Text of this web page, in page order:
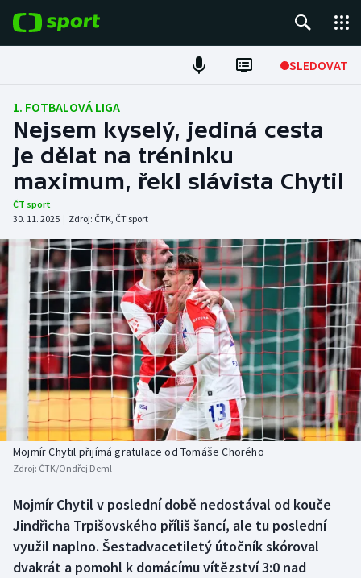
SLEDOVAT
Fotbal
Hokej
Tenis
Atletika
Cyklistika
DALŠÍ SPORTY
Americký fotbal
Baseball a softbal
Basketbal
Biatlon
Box
Curling
NEPŘEHLÉDNĚTE
Soutěže
Historické návraty
Aplikace ČT sport
1. FOTBALOVÁ LIGA
Nejsem kyselý, jediná cesta
je dělat na tréninku
maximum, řekl slávista Chytil
ČT sport
30. 11. 2025 | Zdroj: ČTK, ČT sport
Mojmír Chytil přijímá gratulace od Tomáše Chorého
Zdroj: ČTK/Ondřej Deml
Mojmír Chytil v poslední době nedostával od kouče
Jindřicha Trpišovského příliš šancí, ale tu poslední
využil naplno. Šestadvacetiletý útočník skóroval
dvakrát a pomohl k domácímu vítězství 3:0 nad